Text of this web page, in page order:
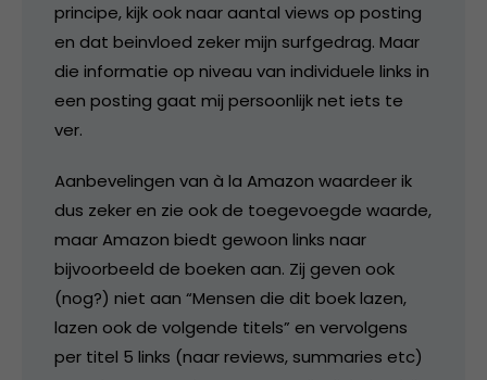
principe, kijk ook naar aantal views op posting
en dat beinvloed zeker mijn surfgedrag. Maar
die informatie op niveau van individuele links in
een posting gaat mij persoonlijk net iets te
ver.
Aanbevelingen van à la Amazon waardeer ik
dus zeker en zie ook de toegevoegde waarde,
maar Amazon biedt gewoon links naar
bijvoorbeeld de boeken aan. Zij geven ook
(nog?) niet aan “Mensen die dit boek lazen,
lazen ook de volgende titels” en vervolgens
per titel 5 links (naar reviews, summaries etc)